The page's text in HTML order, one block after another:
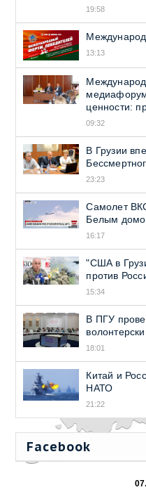
19:58
13:13
ценности:
09:32
В Грузии
23:23
Самолет
Белым
16:17
"США в
против
15:34
В ПГУ
18:01
Китай и
НАТО
21:22
Facebook